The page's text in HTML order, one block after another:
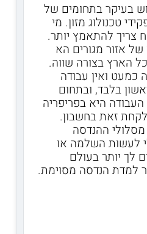
בעיקר בתחומים של
טכנולוג מזון. מי
צריך להתאמץ יותר.
אזור מגורים הא
הארץ בצורה שווה.
כמעט ואין עבודה
בלבד, ובתחום
היא בפריפריה
לקחת זאת בחשבון.
מסלולי ההנדסה
לעשות השלמה או
לך יותר בעולם
למדת הנדסה מסוימת.